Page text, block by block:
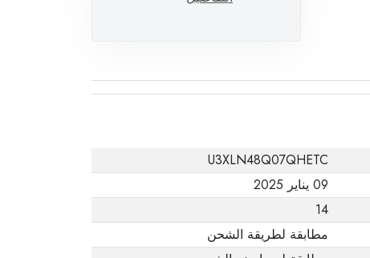
U3XLN48Q07QHETC
09 يناير 2025
14
مطابقة لطريقة الشحن